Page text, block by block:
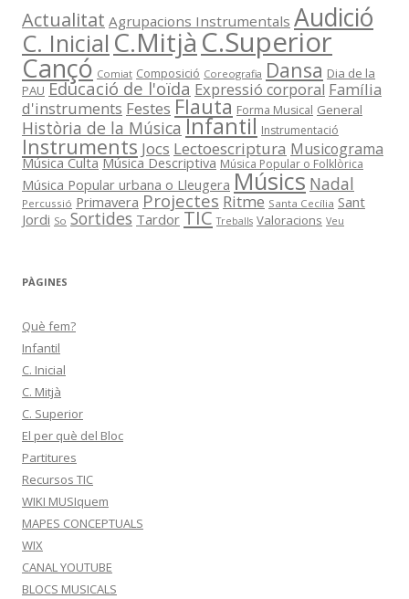
Actualitat Agrupacions Instrumentals Audició
C. Inicial C.Mitjà C.Superior
Cançó Comiat Composició Coreografia Dansa Dia de la
PAU Educació de l'oïda Expressió corporal Família
d'instruments Festes Flauta Forma Musical General
Història de la Música Infantil Instrumentació
Instruments Jocs Lectoescriptura Musicograma
Música Culta Música Descriptiva Música Popular o Folklòrica
Música Popular urbana o Lleugera Músics Nadal
Percussió Primavera Projectes Ritme Santa Cecília Sant
Jordi So Sortides Tardor TIC Treballs Valoracions Veu
PÀGINES
Què fem?
Infantil
C. Inicial
C. Mitjà
C. Superior
El per què del Bloc
Partitures
Recursos TIC
WIKI MUSIquem
MAPES CONCEPTUALS
WIX
CANAL YOUTUBE
BLOCS MUSICALS